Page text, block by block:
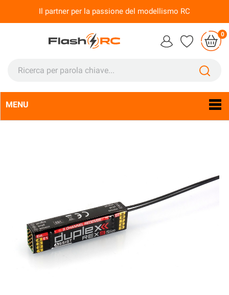
Il partner per la passione del modellismo RC
0
MENU
Lingua: